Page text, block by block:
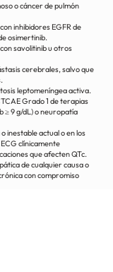
o cáncer de pulmón
inhibidores EGFR de
osimertinib.
savolitinib u otros
cerebrales, salvo que
leptomeníngea activa.
Grado 1 de terapias
≥ 9 g/dL) o neuropatía
inestable actual o en los
clínicamente
que afecten QTc.
de cualquier causa o
con compromiso